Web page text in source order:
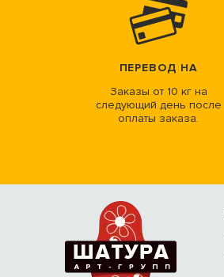
ПЕРЕВОД НА
Заказы от 10 кг на
следующий день после
оплаты заказа.